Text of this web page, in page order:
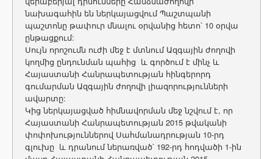
նախագահին են ներկայացվում Պաշտպանի
պաշտոնը թափուր մնալու օրվանից հետո՝ 10 օրվա
ընթացքում:
Սույն որոշումն ուժի մեջ է մտնում Ազգային ժողովի
կողմից ընդունման պահից և գործում է մինչ և
Հայաստանի Հանրապետության հինգերորդ
գումարման Ազգային ժողովի լիազորությունների
ավարտը:
Կից ներկայացված հիմնավորման մեջ նշվում է, որ
Հայաստանի Հանրապետության 2015 թվականի
փոփոխություններով Սահմանադրության 10-րդ
գլուխը և դրանում ներառված՝ 192-րդ հոդվածի 1-ին